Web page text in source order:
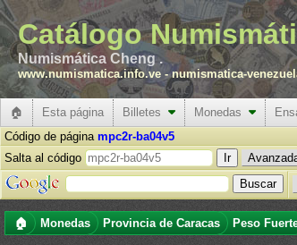
Catálogo
Numismática Cheng .
www.numismatica.info.ve -numismatica-
🏠 Esta página Billetes Monedas
Código de página mpc2r-ba04v5
Salta al código
🏠 Monedas Provincia de Caracas Peso